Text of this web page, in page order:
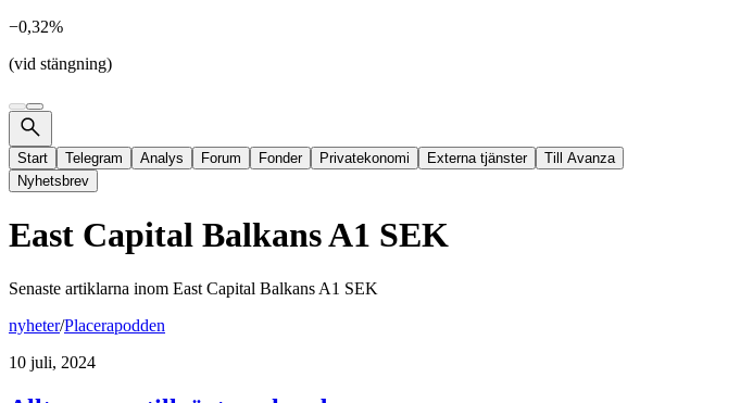
−0,32%
(vid stängning)
Start Telegram Analys Forum Fonder Privatekonomi Externa tjänster
Till Avanza
Nyhetsbrev
East Capital Balkans A1 SEK
Senaste artiklarna inom East Capital Balkans A1 SEK
nyheter/Placerapodden
10 juli, 2024